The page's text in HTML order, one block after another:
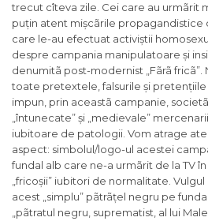
trecut cîteva zile. Cei care au urmãrit
puțin atent mișcãrile propagandistice
care le-au efectuat activiștii
despre campania manipulatoare și
denumitã post-modernist „Fãrã
toate pretextele, falsurile și
impun, prin aceastã campanie,
„întunecate” și „medievale”
iubitoare de patologii. Vom atrage
aspect: simbolul/logo-ul acestei
fundal alb care ne-a urmãrit de la TV
„fricoșii” iubitori de normalitate.
acest „simplu” pãtrãțel negru pe
„pãtratul negru, suprematist, al lui